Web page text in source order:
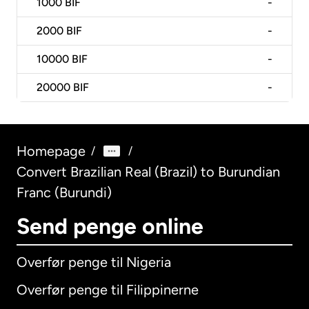
1000 BIF -
2000 BIF -
10000 BIF -
20000 BIF -
Homepage / /
Convert Brazilian Real (Brazil) to Burundian
Franc (Burundi)
Send penge online
Overfør penge til Nigeria
Overfør penge til Filippinerne